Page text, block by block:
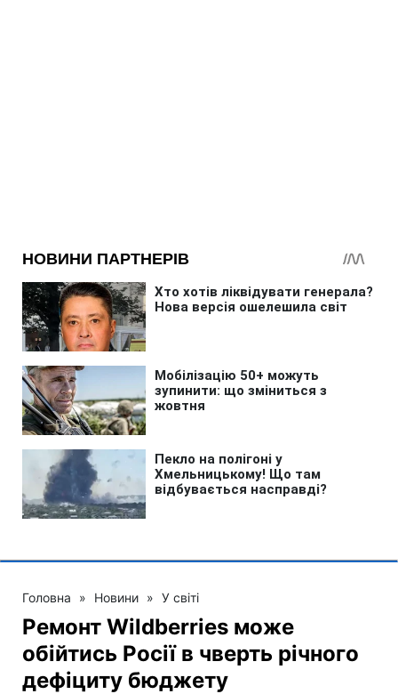
Головна » Новини » У світі
Ремонт Wildberries може
обійтись Росії в чверть річного
дефіциту бюджету